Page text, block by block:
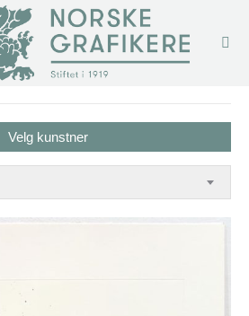
Velg kunstner